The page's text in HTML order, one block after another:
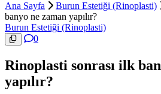
Ana Sayfa Burun Estetiği (Rinoplasti)
banyo ne zaman yapılır?
Burun Estetiği (Rinoplasti)
0
Rinoplasti sonrası ilk
yapılır?